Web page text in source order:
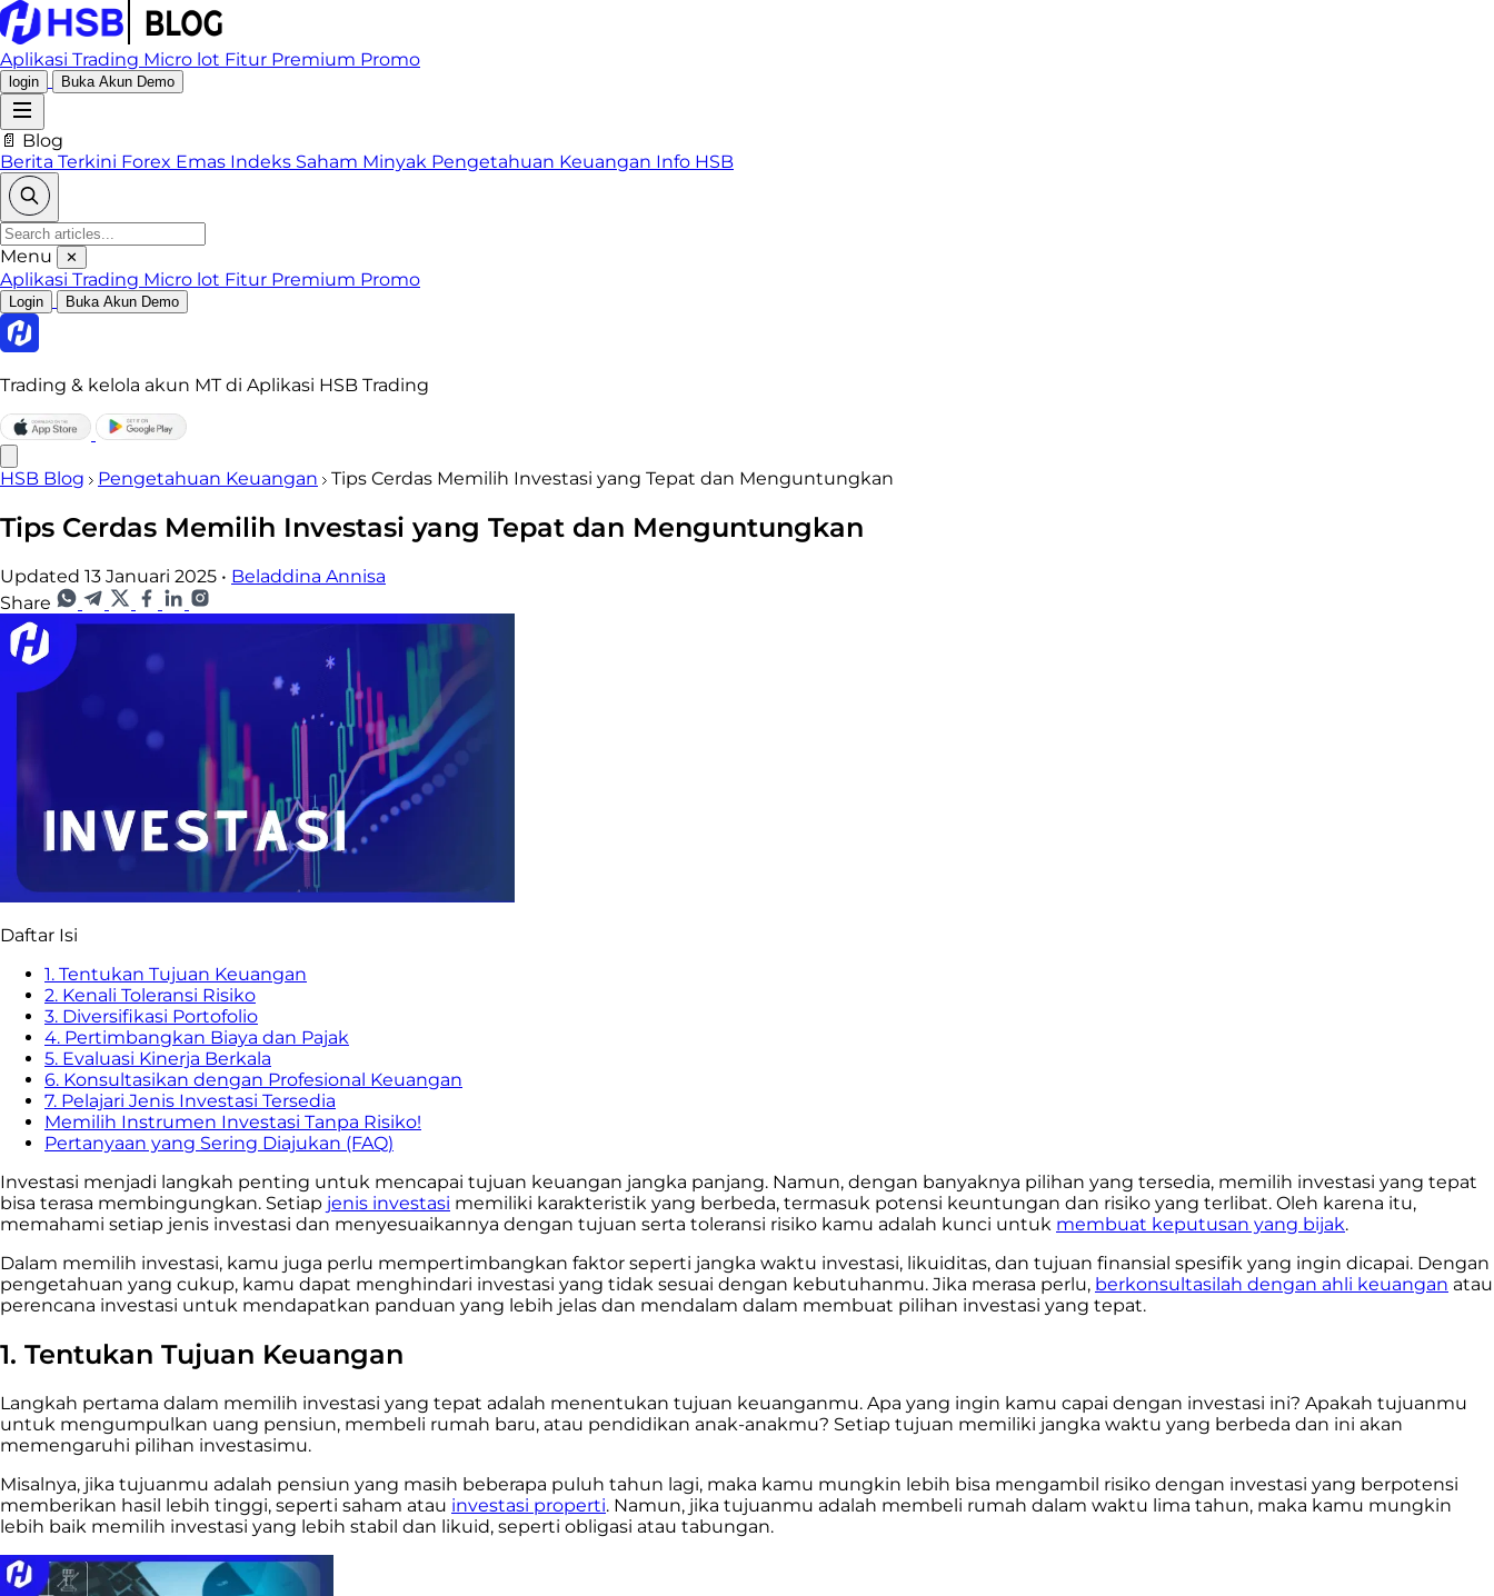
Aplikasi Trading Micro lot Fitur Premium Promo
login Buka Akun Demo
📄 Blog
Berita Terkini Forex Emas Indeks Saham Minyak Pengetahuan Keuangan Info HSB
Menu ✕
Aplikasi Trading Micro lot Fitur Premium Promo
Login Buka Akun Demo
Trading & kelola akun MT di Aplikasi HSB Trading
HSB Blog Pengetahuan Keuangan Tips Cerdas Memilih Investasi yang Tepat dan Menguntungkan
Tips Cerdas Memilih Investasi yang Tepat dan Menguntungkan
Updated 13 Januari 2025 • Beladdina Annisa
Share
Daftar Isi
1. Tentukan Tujuan Keuangan
2. Kenali Toleransi Risiko
3. Diversifikasi Portofolio
4. Pertimbangkan Biaya dan Pajak
5. Evaluasi Kinerja Berkala
6. Konsultasikan dengan Profesional Keuangan
7. Pelajari Jenis Investasi Tersedia
Memilih Instrumen Investasi Tanpa Risiko!
Pertanyaan yang Sering Diajukan (FAQ)
Investasi menjadi langkah penting untuk mencapai tujuan keuangan jangka panjang. Namun, dengan banyaknya pilihan yang tersedia, memilih investasi yang tepat
bisa terasa membingungkan. Setiap jenis investasi memiliki karakteristik yang berbeda, termasuk potensi keuntungan dan risiko yang terlibat. Oleh karena itu,
memahami setiap jenis investasi dan menyesuaikannya dengan tujuan serta toleransi risiko kamu adalah kunci untuk membuat keputusan yang bijak.
Dalam memilih investasi, kamu juga perlu mempertimbangkan faktor seperti jangka waktu investasi, likuiditas, dan tujuan finansial spesifik yang ingin dicapai. Dengan
pengetahuan yang cukup, kamu dapat menghindari investasi yang tidak sesuai dengan kebutuhanmu. Jika merasa perlu, berkonsultasilah dengan ahli keuangan atau
perencana investasi untuk mendapatkan panduan yang lebih jelas dan mendalam dalam membuat pilihan investasi yang tepat.
1. Tentukan Tujuan Keuangan
Langkah pertama dalam memilih investasi yang tepat adalah menentukan tujuan keuanganmu. Apa yang ingin kamu capai dengan investasi ini? Apakah tujuanmu
untuk mengumpulkan uang pensiun, membeli rumah baru, atau pendidikan anak-anakmu? Setiap tujuan memiliki jangka waktu yang berbeda dan ini akan
memengaruhi pilihan investasimu.
Misalnya, jika tujuanmu adalah pensiun yang masih beberapa puluh tahun lagi, maka kamu mungkin lebih bisa mengambil risiko dengan investasi yang berpotensi
memberikan hasil lebih tinggi, seperti saham atau investasi properti. Namun, jika tujuanmu adalah membeli rumah dalam waktu lima tahun, maka kamu mungkin
lebih baik memilih investasi yang lebih stabil dan likuid, seperti obligasi atau tabungan.